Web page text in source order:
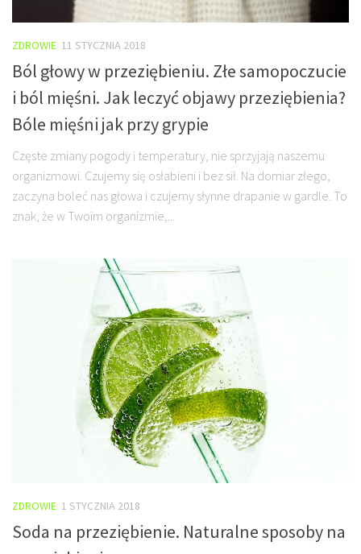
ZDROWIE 11 STYCZNIA 2018
Ból głowy w przeziębieniu. Złe samopoczucie
i ból mięśni. Jak leczyć objawy przeziębienia?
Bóle mięśni jak przy grypie
Częste zmiany pogody i temperatury, nie sprzyjają naszemu
organizmowi. Czujemy się osłabieni i bez sił. Na domiar złego,
zaczyna boleć nas głowa i czujemy słynne drapanie w gardle. To
znak, że w Twoim organizmie,...
ZDROWIE 1 STYCZNIA 2018
Soda na przeziębienie. Naturalne sposoby na